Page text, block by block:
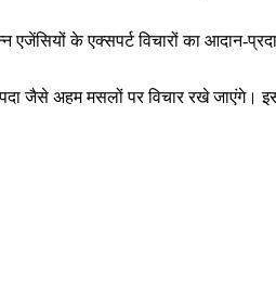
एजेंसियों के एक्सपर्ट विचारों का
जैसे अहम मसलों पर विचार रखे जाएंगे।